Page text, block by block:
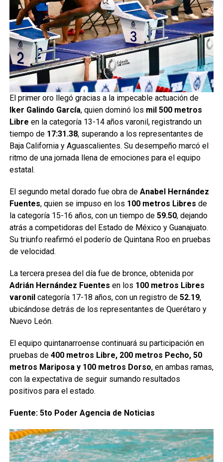
El primer oro llegó gracias a la impecable actuación de
Iker Galindo García, quien dominó los mil 500 metros
Libre en la categoría 13-14 años varonil, registrando un
tiempo de 17:31.38, superando a los representantes de
Baja California y Aguascalientes. Su desempeño marcó el
ritmo de una jornada llena de emociones para el equipo
estatal.
El segundo metal dorado fue obra de Anabel Hernández
Fuentes, quien se impuso en los 100 metros Libres de
la categoría 15-16 años, con un tiempo de 59.50, dejando
atrás a competidoras del Estado de México y Guanajuato.
Su triunfo reafirmó el poderío de Quintana Roo en pruebas
de velocidad.
La tercera presea del día fue de bronce, obtenida por
Adrián Hernández Fuentes en los 100 metros Libres
varonilcategoría 17-18 años, con un registro de 52.19,
ubicándose detrás de los representantes de Querétaro y
Nuevo León.
El equipo quintanarroense continuará su participación en
pruebas de 400 metros Libre, 200 metros Pecho, 50
metros Mariposa y 100 metros Dorso, en ambas ramas,
con la expectativa de seguir sumando resultados
positivos para el estado.
Fuente: 5to Poder Agencia de Noticias